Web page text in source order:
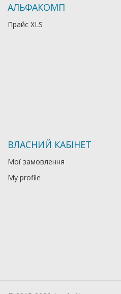
АЛЬФАКОМП
Прайс XLS
ВЛАСНИЙ КАБІНЕТ
Мої замовлення
My profile